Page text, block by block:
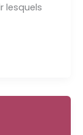
lesquels